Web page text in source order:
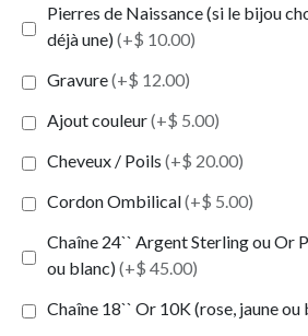
Pierres de Naissance (si le bijou
déjà une)(+$ 10.00)
Gravure(+$ 12.00)
Ajout couleur(+$ 5.00)
Cheveux / Poils (+$ 20.00)
Cordon Ombilical(+$ 5.00)
Chaîne 24`` Argent Sterling ou Or
ou blanc)(+$ 45.00)
Chaîne 18`` Or 10K (rose, jaune ou